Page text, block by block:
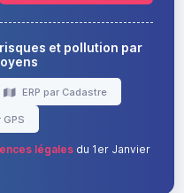
et pollution par
ERP par Cadastre
GPS
légalesdu 1er Janvier